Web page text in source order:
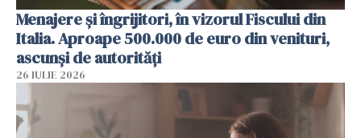
Menajere și îngrijitori, în vizorul Fiscului din
Italia. Aproape 500.000 de euro din venituri,
ascunși de autorități
26 IULIE 2026